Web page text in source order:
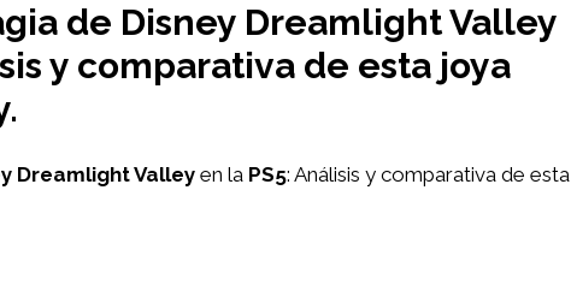
de Disney Dreamlight Valley
y comparativa de esta joya
Dreamlight Valleyen la PS5: Análisis y comparativa de esta